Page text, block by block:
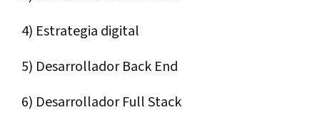
4) Estrategia digital
5) Desarrollador Back End
6) Desarrollador Full Stack